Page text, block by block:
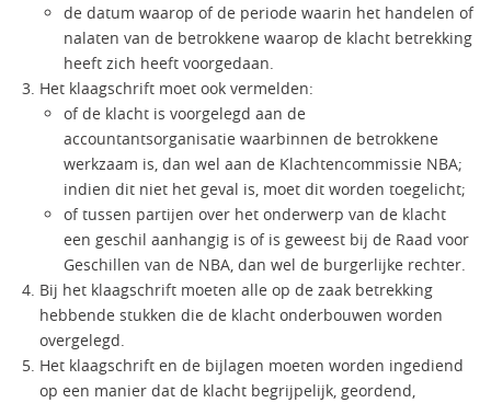
de datum waarop of de periode waarin het handelen of
nalaten van de betrokkene waarop de klacht betrekking
heeft zich heeft voorgedaan.
Het klaagschrift moet ook vermelden:
of de klacht is voorgelegd aan de
accountantsorganisatie waarbinnen de betrokkene
werkzaam is, dan wel aan de Klachtencommissie NBA;
indien dit niet het geval is, moet dit worden toegelicht;
of tussen partijen over het onderwerp van de klacht
een geschil aanhangig is of is geweest bij de Raad voor
Geschillen van de NBA, dan wel de burgerlijke rechter.
Bij het klaagschrift moeten alle op de zaak betrekking
hebbende stukken die de klacht onderbouwen worden
overgelegd.
Het klaagschrift en de bijlagen moeten worden ingediend
op een manier dat de klacht begrijpelijk, geordend,